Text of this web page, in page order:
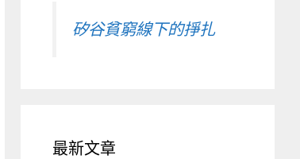
矽谷貧窮線下的掙扎
最新文章